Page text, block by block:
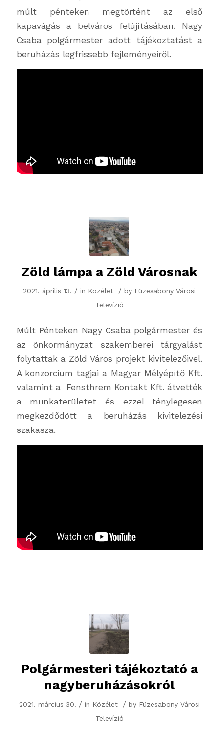
múlt pénteken megtörtént az első
kapavágás a belváros felújításában. Nagy
Csaba polgármester adott tájékoztatást a
beruházás legfrissebb fejleményeiről.
Zöld lámpa a Zöld Városnak
2021. április 13. / in Közélet / by Füzesabony Városi
Televízió
Múlt Pénteken Nagy Csaba polgármester és
az önkormányzat szakemberei tárgyalást
folytattak a Zöld Város projekt kivitelezőivel.
A konzorcium tagjai a Magyar Mélyépítő Kft.
valamint a Fensthrem Kontakt Kft. átvették
a munkaterületet és ezzel ténylegesen
megkezdődött a beruházás kivitelezési
szakasza.
Polgármesteri tájékoztató a
nagyberuházásokról
2021. március 30. / in Közélet / by Füzesabony Városi
Televízió